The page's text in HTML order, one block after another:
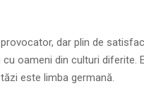
dar plin de
oameni din culturi diferite.
este limba germană.